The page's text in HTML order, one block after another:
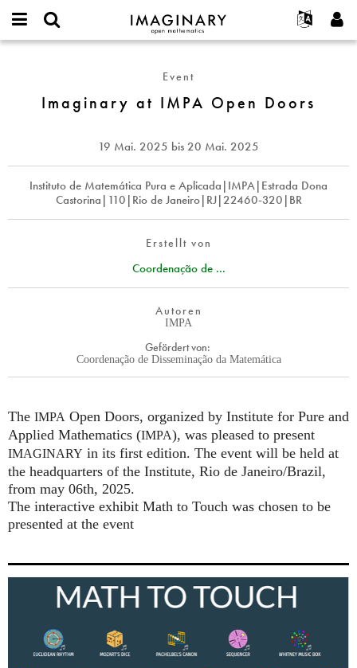
IMAGINARY
open
Français
Deutsch
Español
Türkçe
Programme
Galerien
Filme
Texte
Ausstellungen
Projekte
Mitmachen
username
Neues Benutzerkonto erstellen
Neues Passwort anfordern
IMPA
Event
Imaginary at IMPA Open Doors
19 Mai. 2025 bis 20 Mai. 2025
Instituto de Matemática Pura e Aplicada|IMPA|Estrada Dona
Castorina|110|Rio de Janeiro|RJ|22460-320|BR
Erstellt von
Coordenação de ...
Autoren
IMPA
Gefördert von:
Coordenação de Disseminação da Matemática
The IMPA Open Doors, organized by Institute for Pure and
Applied Mathematics (IMPA), was pleased to present
IMAGINARY in its first edition. The event will be held at
the headquarters of the Institute, Rio de Janeiro/Brazil,
from may 06th, 2025.
The interactive exhibit Math to Touch was chosen to be
presented at the event